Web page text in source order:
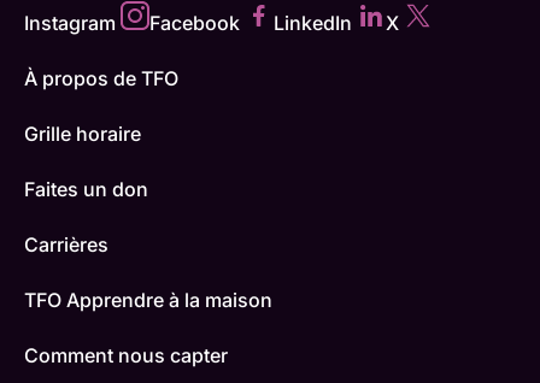
Instagram Facebook LinkedIn X
À propos de TFO
Grille horaire
Faites un don
Carrières
TFO Apprendre à la maison
Comment nous capter